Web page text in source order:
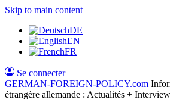
Skip to main content
DE
EN
FR
Se connecter
GERMAN-FOREIGN-POLICY.com
étrangère allemande : Actualités +